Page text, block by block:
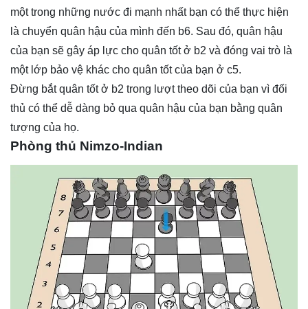
một trong những nước đi mạnh nhất bạn có thể thực hiện
là chuyển quân hậu của mình đến b6. Sau đó, quân hậu
của bạn sẽ gây áp lực cho quân tốt ở b2 và đóng vai trò là
một lớp bảo vệ khác cho quân tốt của bạn ở c5.
Đừng bắt quân tốt ở b2 trong lượt theo dõi của bạn vì đối
thủ có thể dễ dàng bỏ qua quân hậu của bạn bằng quân
tượng của họ.
Phòng thủ Nimzo-Indian